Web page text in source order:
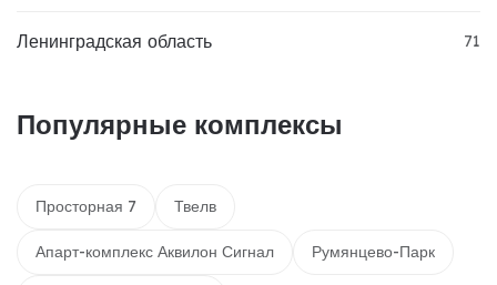
Ленинградская область 71
Популярные комплексы
Просторная 7 Твелв
Апарт-комплекс Аквилон Сигнал Румянцево-Парк